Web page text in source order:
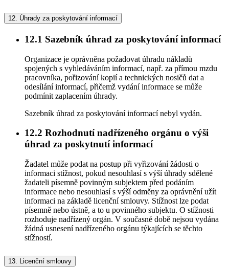
12. Úhrady za poskytování informací
12.1 Sazebník úhrad za poskytování informací
Organizace je oprávněna požadovat úhradu nákladů
spojených s vyhledáváním informací, např. za přímou mzdu
pracovníka, pořizování kopií a technických nosičů dat a
odesílání informací, přičemž vydání informace se může
podmínit zaplacením úhrady.
Sazebník úhrad za poskytování informací nebyl vydán.
12.2 Rozhodnutí nadřízeného orgánu o výši
úhrad za poskytnutí informací
Žadatel může podat na postup při vyřizování žádosti o
informaci stížnost, pokud nesouhlasí s výší úhrady sdělené
žadateli písemně povinným subjektem před podáním
informace nebo nesouhlasí s výší odměny za oprávnění užít
informaci na základě licenční smlouvy. Stížnost lze podat
písemně nebo ústně, a to u povinného subjektu. O stížnosti
rozhoduje nadřízený orgán. V současné době nejsou vydána
žádná usnesení nadřízeného orgánu týkajících se těchto
stížností.
13. Licenční smlouvy